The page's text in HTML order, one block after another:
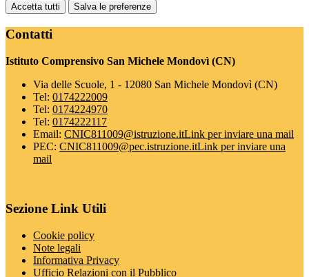
Accetta tutti Salva le preferenze
Contatti
Istituto Comprensivo San Michele Mondovì (CN)
Via delle Scuole, 1 - 12080 San Michele Mondovì (CN)
Tel: 0174222009
Tel: 0174224970
Tel: 0174222117
Email: CNIC811009@istruzione.itLink per inviare una mail
PEC: CNIC811009@pec.istruzione.itLink per inviare una
mail
Sezione Link Utili
Cookie policy
Note legali
Informativa Privacy
Ufficio Relazioni con il Pubblico